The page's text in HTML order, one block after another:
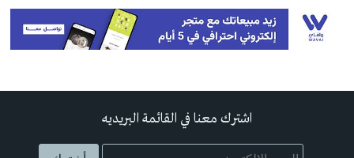
اشترك معنا في القائمة البريديه